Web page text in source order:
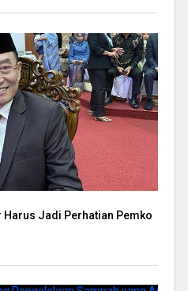
Jadi Perhatian Pemko